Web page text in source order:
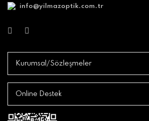
info@yilmazoptik.com.tr
Kurumsal/Sözleşmeler
Online Destek